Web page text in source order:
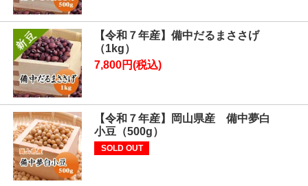
【令和７年産】備中だるまささげ
（1kg）
7,800円(税込)
【令和７年産】岡山県産 備中夢白
小豆（500g）
SOLD OUT